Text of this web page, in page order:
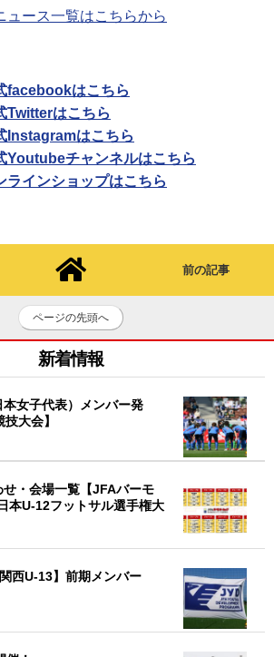
ュース一覧はこちらから
facebookはこちら
Twitterはこちら
Instagramはこちら
Youtubeチャンネルはこちら
ラインショップはこちら
前の記事
ページの先頭へ
新着情報
女子代表）メンバー発
大会】
・会場一覧【JFAバーモ
本U-12フットサル選手権大
西U-13】前期メンバー